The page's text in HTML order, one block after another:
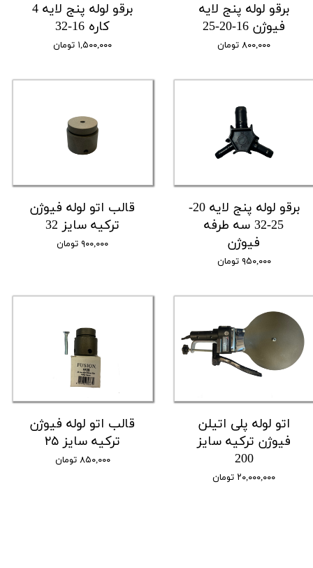
برقو لوله پنج لایه
فیوژن 16-20-25
۸۰۰,۰۰۰ تومان
برقو لوله پنج لایه 4
کاره 16-32
۱,۵۰۰,۰۰۰ تومان
برقو لوله پنج لایه 20-
25-32 سه طرفه
فیوژن
۹۵۰,۰۰۰ تومان
قالب اتو لوله فیوژن
ترکیه سایز 32
۹۰۰,۰۰۰ تومان
اتو لوله پلی اتیلن
فیوژن ترکیه سایز
200
۲۰,۰۰۰,۰۰۰ تومان
قالب اتو لوله فیوژن
ترکیه سایز ۲۵
۸۵۰,۰۰۰ تومان